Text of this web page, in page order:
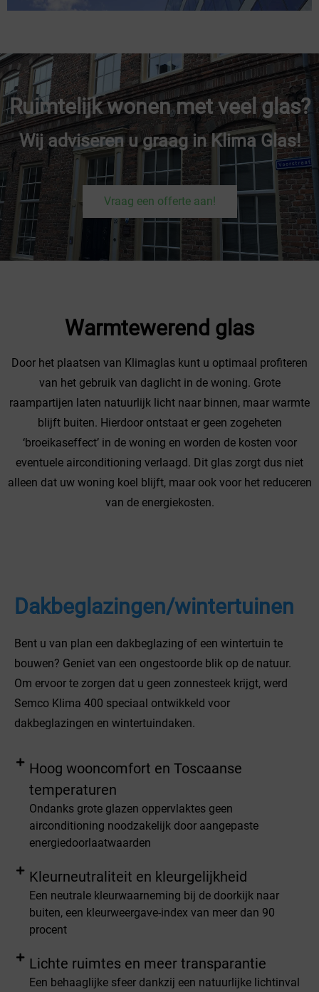
Ruimtelijk wonen met veel glas?
Wij adviseren u graag in Klima Glas!
Vraag een offerte aan!
Warmtewerend glas
Door het plaatsen van Klimaglas kunt u optimaal profiteren
van het gebruik van daglicht in de woning. Grote
raampartijen laten natuurlijk licht naar binnen, maar warmte
blijft buiten. Hierdoor ontstaat er geen zogeheten
‘broeikaseffect’ in de woning en worden de kosten voor
eventuele airconditioning verlaagd. Dit glas zorgt dus niet
alleen dat uw woning koel blijft, maar ook voor het reduceren
van de energiekosten.
Dakbeglazingen/wintertuinen
Bent u van plan een dakbeglazing of een wintertuin te
bouwen? Geniet van een ongestoorde blik op de natuur.
Om ervoor te zorgen dat u geen zonnesteek krijgt, werd
Semco Klima 400 speciaal ontwikkeld voor
dakbeglazingen en wintertuindaken.
Hoog wooncomfort en Toscaanse
temperaturen
Ondanks grote glazen oppervlaktes geen
airconditioning noodzakelijk door aangepaste
energiedoorlaatwaarden
Kleurneutraliteit en kleurgelijkheid
Een neutrale kleurwaarneming bij de doorkijk naar
buiten, een kleurweergave-index van meer dan 90
procent
Lichte ruimtes en meer transparantie
Een behaaglijke sfeer dankzij een natuurlijke lichtinval